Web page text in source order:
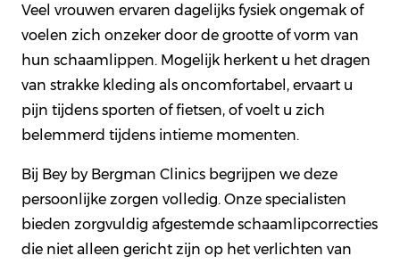
Veel vrouwen ervaren dagelijks fysiek ongemak of
voelen zich onzeker door de grootte of vorm van
hun schaamlippen. Mogelijk herkent u het dragen
van strakke kleding als oncomfortabel, ervaart u
pijn tijdens sporten of fietsen, of voelt u zich
belemmerd tijdens intieme momenten.
Bij Bey by Bergman Clinics begrijpen we deze
persoonlijke zorgen volledig. Onze specialisten
bieden zorgvuldig afgestemde schaamlipcorrecties
die niet alleen gericht zijn op het verlichten van